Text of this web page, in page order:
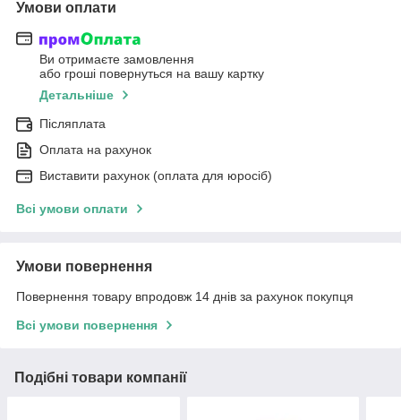
Умови оплати
Ви отримаєте замовлення
або гроші повернуться на вашу картку
Детальніше
Післяплата
Оплата на рахунок
Виставити рахунок (оплата для юросіб)
Всі умови оплати
Умови повернення
Повернення товару впродовж 14 днів за рахунок покупця
Всі умови повернення
Подібні товари компанії